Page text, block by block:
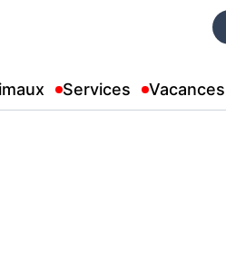
Services Vacances